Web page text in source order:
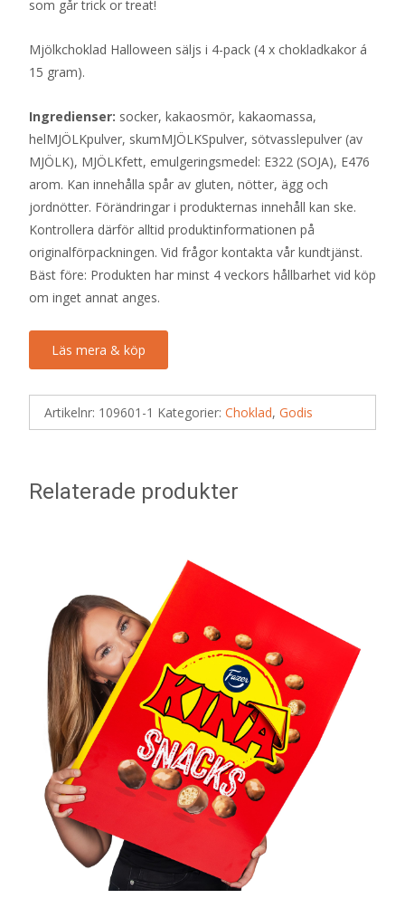
som går trick or treat!
Mjölkchoklad Halloween säljs i 4-pack (4 x chokladkakor á
15 gram).
Ingredienser: socker, kakaosmör, kakaomassa,
helMJÖLKpulver, skumMJÖLKSpulver, sötvasslepulver (av
MJÖLK), MJÖLKfett, emulgeringsmedel: E322 (SOJA), E476
arom. Kan innehålla spår av gluten, nötter, ägg och
jordnötter. Förändringar i produkternas innehåll kan ske.
Kontrollera därför alltid produktinformationen på
originalförpackningen. Vid frågor kontakta vår kundtjänst.
Bäst före: Produkten har minst 4 veckors hållbarhet vid köp
om inget annat anges.
Läs mera & köp
Artikelnr: 109601-1 Kategorier: Choklad, Godis
Relaterade produkter